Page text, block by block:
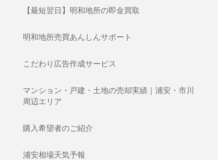
【最短翌日】明和地所の即金買取
明和地所売買あんしんサポート
こだわり広告作成サービス
マンション・戸建・土地の売却実績｜浦安・市川
周辺エリア
購入希望者のご紹介
浦安相場天気予報